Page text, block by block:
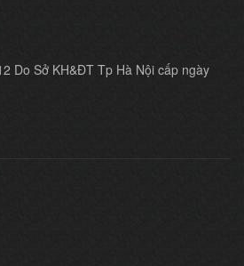
Do Sở KH&ĐT Tp Hà Nội cấp ngày